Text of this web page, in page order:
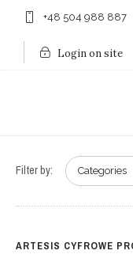
+48 504 988 887
Login on site
Filter by: Categories
ARTESIS CYFROWE